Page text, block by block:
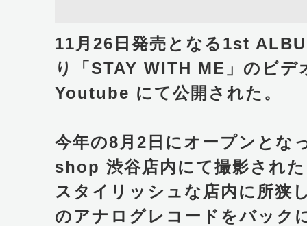
11月26日発売となる1st
り「STAY WITH ME」のビデ
Youtube にて公開された。
今年の8月2日にオープンとな
shop 渋谷店内にて撮影され
スタイリッシュな店内に所狭
のアナログレコードをバック